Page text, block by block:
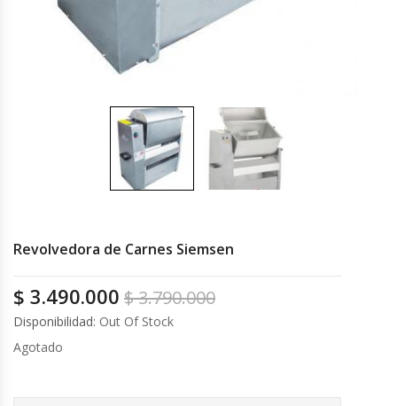
Cocedoras De Pastas
Cocinas Industriales
Encimeras Eléctricas
Congeladoras Tapa De Vidrio
Congeladoras Tapa Dura
Congeladores Verticales
Coolers / Visicoolers
Cortadoras De Fiambre
Revolvedora de Carnes Siemsen
$3.790.000
$ 3.490.000
Disponibilidad: Out Of Stock
Agotado